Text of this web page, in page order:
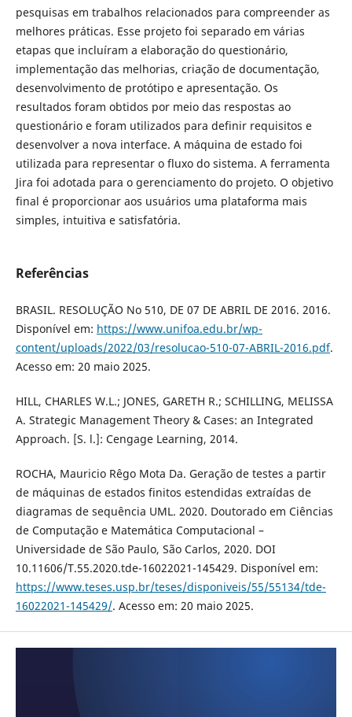
pesquisas em trabalhos relacionados para compreender as
melhores práticas. Esse projeto foi separado em várias
etapas que incluíram a elaboração do questionário,
implementação das melhorias, criação de documentação,
desenvolvimento de protótipo e apresentação. Os
resultados foram obtidos por meio das respostas ao
questionário e foram utilizados para definir requisitos e
desenvolver a nova interface. A máquina de estado foi
utilizada para representar o fluxo do sistema. A ferramenta
Jira foi adotada para o gerenciamento do projeto. O objetivo
final é proporcionar aos usuários uma plataforma mais
simples, intuitiva e satisfatória.
Referências
BRASIL. RESOLUÇÃO No 510, DE 07 DE ABRIL DE 2016. 2016.
Disponível em: https://www.unifoa.edu.br/wp-
content/uploads/2022/03/resolucao-510-07-ABRIL-2016.pdf.
Acesso em: 20 maio 2025.
HILL, CHARLES W.L.; JONES, GARETH R.; SCHILLING, MELISSA
A. Strategic Management Theory & Cases: an Integrated
Approach. [S. l.]: Cengage Learning, 2014.
ROCHA, Mauricio Rêgo Mota Da. Geração de testes a partir
de máquinas de estados finitos estendidas extraídas de
diagramas de sequência UML. 2020. Doutorado em Ciências
de Computação e Matemática Computacional –
Universidade de São Paulo, São Carlos, 2020. DOI
10.11606/T.55.2020.tde-16022021-145429. Disponível em:
https://www.teses.usp.br/teses/disponiveis/55/55134/tde-
16022021-145429/. Acesso em: 20 maio 2025.